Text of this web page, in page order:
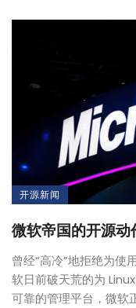
开源新闻
微软帝国的开源动
曾经“高冷”地拒绝为使
软日前破天荒的为
可靠的管理平台，微软